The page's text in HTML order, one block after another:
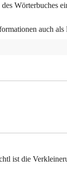
Wörterbuches
auch als
ist die